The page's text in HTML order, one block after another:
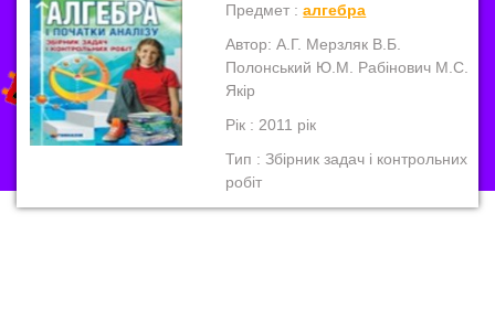
Предмет :алгебра
Автор: А.Г. Мерзляк В.Б.
Полонський Ю.М. Рабінович М.С.
Якір
Рік : 2011 рік
Тип : Збірник задач і контрольних
робіт